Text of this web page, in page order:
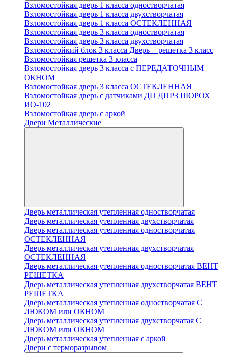
Взломостойкая дверь 1 класса одностворчатая
Взломостойкая дверь 1 класса двухстворчатая
Взломостойкая дверь 1 класса ОСТЕКЛЕННАЯ
Взломостойкая дверь 3 класса одностворчатая
Взломостойкая дверь 3 класса двухстворчатая
Взломостойкий блок 3 класса Дверь + решетка 3 класс
Взломостойкая решетка 3 класса
Взломостойкая дверь 3 класса с ПЕРЕДАТОЧНЫМ
ОКНОМ
Взломостойкая дверь 3 класса ОСТЕКЛЕННАЯ
Взломостойкая дверь с датчиками ДП ДПРЗ ШОРОХ
ИО-102
Взломостойкая дверь с аркой
Двери Металлические
Дверь металлическая утепленная одностворчатая
Дверь металлическая утепленная двухстворчатая
Дверь металлическая утепленная одностворчатая
ОСТЕКЛЕННАЯ
Дверь металлическая утепленная двухстворчатая
ОСТЕКЛЕННАЯ
Дверь металлическая утепленная одностворчатая ВЕНТ
РЕШЕТКА
Дверь металлическая утепленная двухстворчатая ВЕНТ
РЕШЕТКА
Дверь металлическая утепленная одностворчатая С
ЛЮКОМ или ОКНОМ
Дверь металлическая утепленная двухстворчатая С
ЛЮКОМ или ОКНОМ
Дверь металлическая утепленная с аркой
Двери с терморазрывом